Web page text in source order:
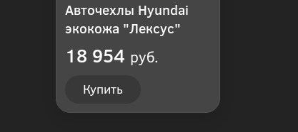
Авточехлы Hyundai
экокожа "Лексус"
18 954 руб.
Купить